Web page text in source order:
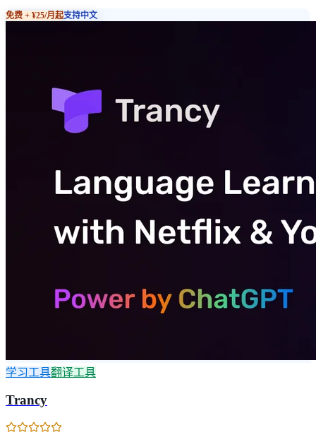
免费 + ¥25/月起支持中文
学习工具翻译工具
Trancy